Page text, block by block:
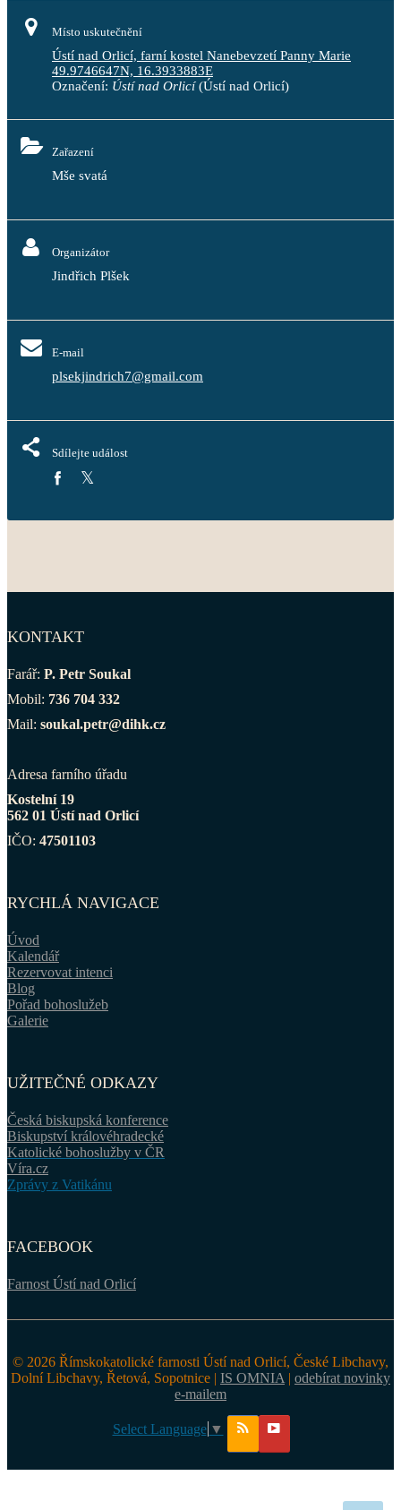
Místo uskutečnění
Ústí nad Orlicí, farní kostel Nanebevzetí Panny Marie
49.9746647N, 16.3933883E
Označení: Ústí nad Orlicí(Ústí nad Orlicí)
Zařazení
Mše svatá
Organizátor
Jindřich Plšek
E-mail
plsekjindrich7@gmail.com
Sdílejte událost
KONTAKT
Farář: P. Petr Soukal
Mobil: 736 704 332
Mail: soukal.petr@dihk.cz
Adresa farního úřadu
Kostelní 19
562 01 Ústí nad Orlicí
IČO: 47501103
RYCHLÁ NAVIGACE
Úvod
Kalendář
Rezervovat intenci
Blog
Pořad bohoslužeb
Galerie
UŽITEČNÉ ODKAZY
Česká biskupská konference
Biskupství královéhradecké
Katolické bohoslužby v ČR
Víra.cz
Zprávy z Vatikánu
FACEBOOK
Farnost Ústí nad Orlicí
© 2026 Římskokatolické farnosti Ústí nad Orlicí, České Libchavy,
Dolní Libchavy, Řetová, Sopotnice | IS OMNIA | odebírat novinky
e-mailem
Select Language ▼